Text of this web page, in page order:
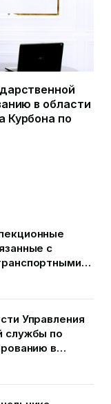
в области
Курбона по
с
Управления
службы по
в
ГБАО в